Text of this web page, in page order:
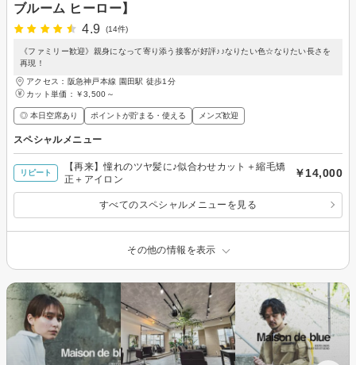
ブルーム ヒーロー】
4.9
(14件)
《ファミリー歓迎》親身になって寄り添う接客が好評♪♪なりたい色☆なりたい長さを
再現！
アクセス：阪急神戸本線 園田駅 徒歩1分
カット単価： ￥3,500～
◎ 本日空席あり ポイントが貯まる・使える メンズ歓迎
スペシャルメニュー
リピート
【再来】憧れのツヤ髪に♪似合わせカット＋縮毛矯
正＋アイロン
￥14,000
すべてのスペシャルメニューを見る
その他の情報を表示